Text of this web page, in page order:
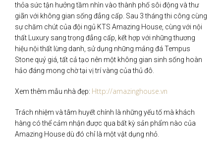
thỏa sức tận hưởng tầm nhìn vào thành phố sôi động và thư
giãn với không gian sống đẳng cấp. Sau 3 tháng thi công cùng
sự chăm chút của đội ngủ KTS Amazing House, cùng với nội
thất Luxury sang trọng đẳng cấp, kết hợp với những thương
hiệu nội thất lừng danh, sử dụng những mảng đá Tempus
Stone quý giá, tất cả tạo nên một không gian sinh sống hoàn
hảo đáng mong chờ tại vị trí vàng của thủ đô.
Xem thêm mẫu nhà đẹp: Http://amazinghouse.vn
Trách nhiệm và tâm huyết chính là những yếu tố mà khách
hàng có thể cảm nhận được qua bất kỳ sản phẩm nào của
Amazing House dù đó chỉ là một vật dụng nhỏ.